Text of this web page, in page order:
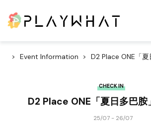
Event Information D2 Place ONE「
CHECK IN
D2 Place ONE「夏日多巴胺
25/07 - 26/07